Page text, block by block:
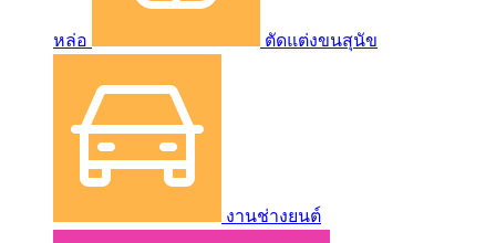
หล่อ ตัดแต่งขนสุนัข
งานช่างยนต์